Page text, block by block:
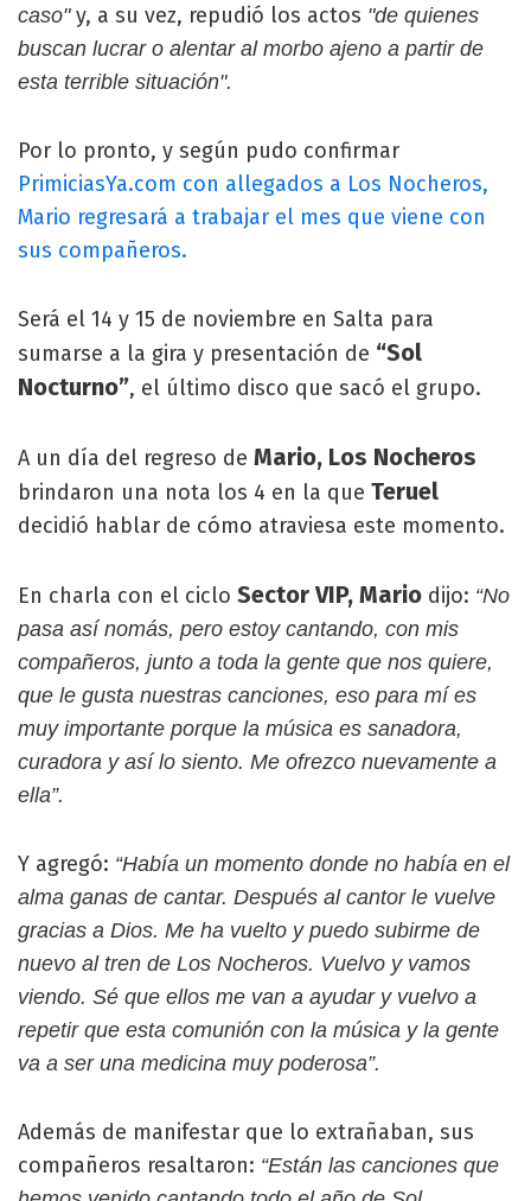
caso"y, a su vez, repudió los actos "de quienes
buscan lucrar o alentar al morbo ajeno a partir de
esta terrible situación".
Por lo pronto, y según pudo confirmar
PrimiciasYa.com con allegados a Los Nocheros,
Mario regresará a trabajar el mes que viene con
sus compañeros.
Será el 14 y 15 de noviembre en Salta para
sumarse a la gira y presentación de “Sol
Nocturno”, el último disco que sacó el grupo.
A un día del regreso de Mario, Los Nocheros
brindaron una nota los 4 en la que Teruel
decidió hablar de cómo atraviesa este momento.
En charla con el ciclo Sector VIP, Mario dijo: “No
pasa así nomás, pero estoy cantando, con mis
compañeros, junto a toda la gente que nos quiere,
que le gusta nuestras canciones, eso para mí es
muy importante porque la música es sanadora,
curadora y así lo siento. Me ofrezco nuevamente a
ella”.
Y agregó: “Había un momento donde no había en el
alma ganas de cantar. Después al cantor le vuelve
gracias a Dios. Me ha vuelto y puedo subirme de
nuevo al tren de Los Nocheros. Vuelvo y vamos
viendo. Sé que ellos me van a ayudar y vuelvo a
repetir que esta comunión con la música y la gente
va a ser una medicina muy poderosa”.
Además de manifestar que lo extrañaban, sus
compañeros resaltaron: “Están las canciones que